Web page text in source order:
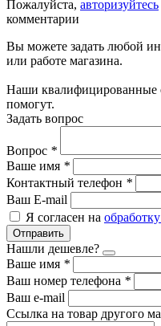
Пожалуйста, авторизуйтесь
комментарии
Вы можете задать любой
или работе магазина.
Наши квалифицированные
помогут.
Задать вопрос
Вопрос *
Ваше имя *
Контактный телефон *
Ваш E-mail
Я согласен на
Отправить
Нашли дешевле?
Ваше имя *
Ваш номер телефона *
Ваш e-mail
Ссылка на товар другого